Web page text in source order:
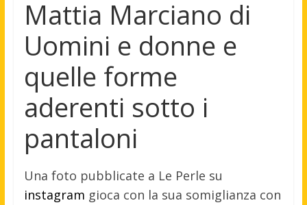
Mattia Marciano di
Uomini e donne e
quelle forme
aderenti sotto i
pantaloni
Una foto pubblicate a Le Perle su
instagram gioca con la sua somiglianza con